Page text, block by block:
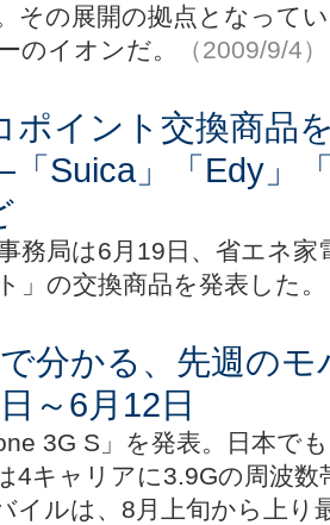
その展開の拠点となって
のイオンだ。
（2009/9/4）
ポイント交換商品
Suica」「Edy」
務局は6月19日、省エネ家
」の交換商品を発表した。
分かる、先週の
～6月12日
3G S」を発表。日本で
4キャリアに3.9Gの周波
イルは、8月上旬から上り